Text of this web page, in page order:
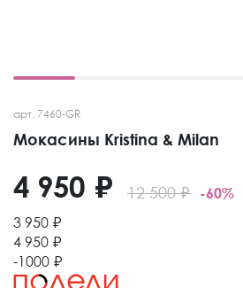
арт. 7460-GR
Мокасины Kristina & Milan
12 500 ₽ -60%
4 950 ₽
3 950 ₽
4 950 ₽
-1000 ₽